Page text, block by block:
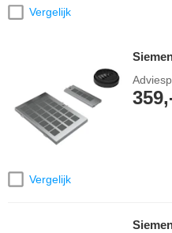
Vergelijk
Vergelijk